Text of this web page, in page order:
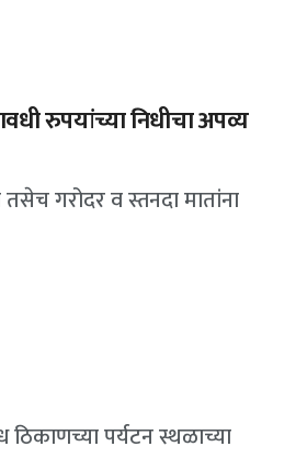
रुपयांच्या निधीचा अपव्य
गरोदर व स्तनदा मातांना
पर्यटन स्थळाच्या